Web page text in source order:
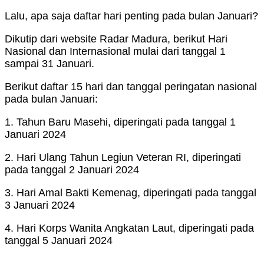
Lalu, apa saja daftar hari penting pada bulan Januari?
Dikutip dari website Radar Madura, berikut Hari
Nasional dan Internasional mulai dari tanggal 1
sampai 31 Januari.
Berikut daftar 15 hari dan tanggal peringatan nasional
pada bulan Januari:
1. Tahun Baru Masehi, diperingati pada tanggal 1
Januari 2024
2. Hari Ulang Tahun Legiun Veteran RI, diperingati
pada tanggal 2 Januari 2024
3. Hari Amal Bakti Kemenag, diperingati pada tanggal
3 Januari 2024
4. Hari Korps Wanita Angkatan Laut, diperingati pada
tanggal 5 Januari 2024